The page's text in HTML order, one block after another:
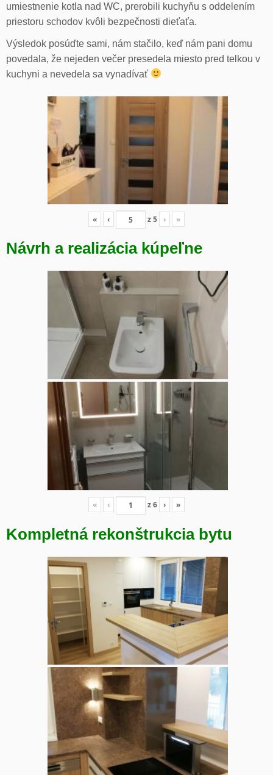
umiestnenie kotla nad WC, prerobili kuchyňu s oddelením
priestoru schodov kvôli bezpečnosti dieťaťa.
Výsledok posúďte sami, nám stačilo, keď nám pani domu
povedala, že nejeden večer presedela miesto pred telkou v
kuchyni a nevedela sa vynadívať
« ‹ z5 › »
Návrh a realizácia kúpeľne
« ‹ z6 › »
Kompletná rekonštrukcia bytu